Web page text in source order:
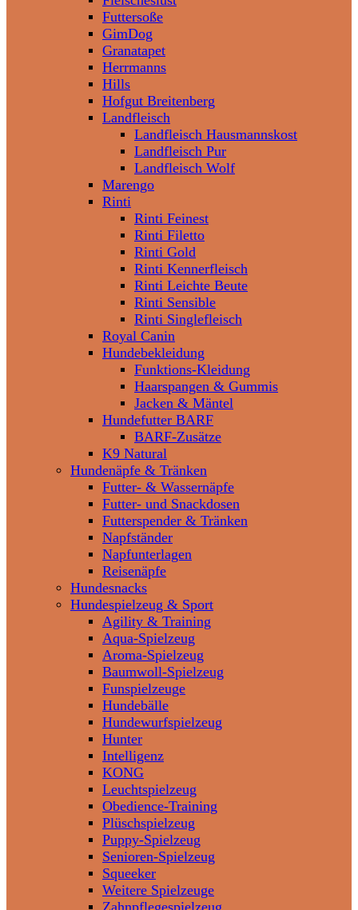
Futtersoße
GimDog
Granatapet
Herrmanns
Hills
Hofgut Breitenberg
Landfleisch
Landfleisch Hausmannskost
Landfleisch Pur
Landfleisch Wolf
Marengo
Rinti
Rinti Feinest
Rinti Filetto
Rinti Gold
Rinti Kennerfleisch
Rinti Leichte Beute
Rinti Sensible
Rinti Singlefleisch
Royal Canin
Hundebekleidung
Funktions-Kleidung
Haarspangen & Gummis
Jacken & Mäntel
Hundefutter BARF
BARF-Zusätze
K9 Natural
Hundenäpfe & Tränken
Futter- & Wassernäpfe
Futter- und Snackdosen
Futterspender & Tränken
Napfständer
Napfunterlagen
Reisenäpfe
Hundesnacks
Hundespielzeug & Sport
Agility & Training
Aqua-Spielzeug
Aroma-Spielzeug
Baumwoll-Spielzeug
Funspielzeuge
Hundebälle
Hundewurfspielzeug
Hunter
Intelligenz
KONG
Leuchtspielzeug
Obedience-Training
Plüschspielzeug
Puppy-Spielzeug
Senioren-Spielzeug
Squeeker
Weitere Spielzeuge